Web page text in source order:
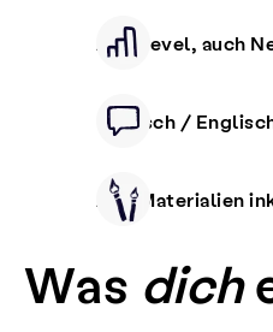
Alle Level, auch
Deutsch /
Alle Materialien
Was dich